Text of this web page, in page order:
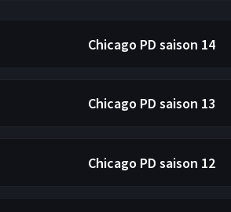
Chicago PD saison 14
Chicago PD saison 13
Chicago PD saison 12